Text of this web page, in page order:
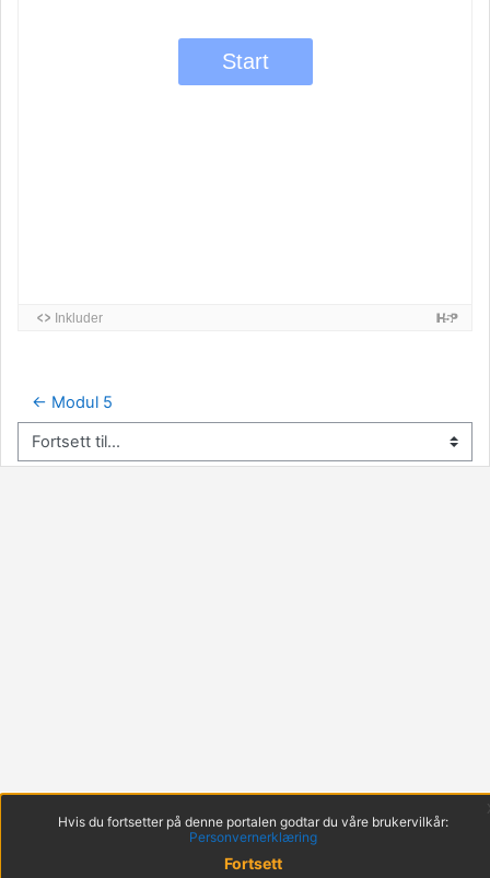
← Modul 5
Fortsett til...
Hvis du fortsetter på denne portalen godtar du våre brukervilkår:
Personvernerklæring
Fortsett